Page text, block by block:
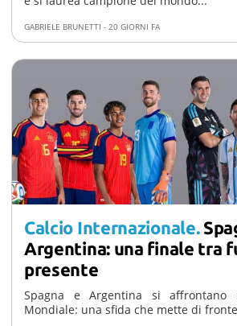
GABRIELE BRUNETTI - 20 GIORNI FA
Calcio Internazionale.
Argentina: una finale tra
presente
Spagna e Argentina si affrontano
Mondiale: una sfida che mette di